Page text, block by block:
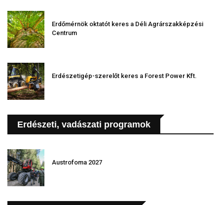
Erdőmérnök oktatót keres a Déli Agrárszakképzési
Centrum
Erdészetigép-szerelőt keres a Forest Power Kft.
Erdészeti, vadászati programok
Austrofoma 2027